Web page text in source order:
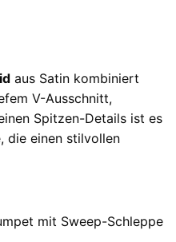
aus Satin kombiniert
V-Ausschnitt,
Spitzen-Details ist es
die einen stilvollen
mit Sweep-Schleppe